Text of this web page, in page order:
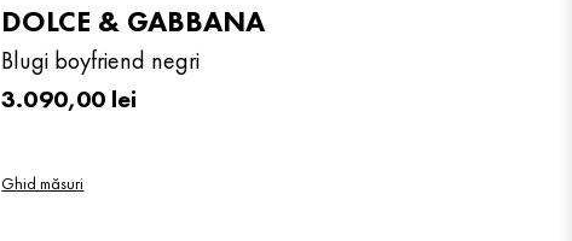
DOLCE & GABBANA
Blugi boyfriend negri
3.090,00 lei
Ghid măsuri